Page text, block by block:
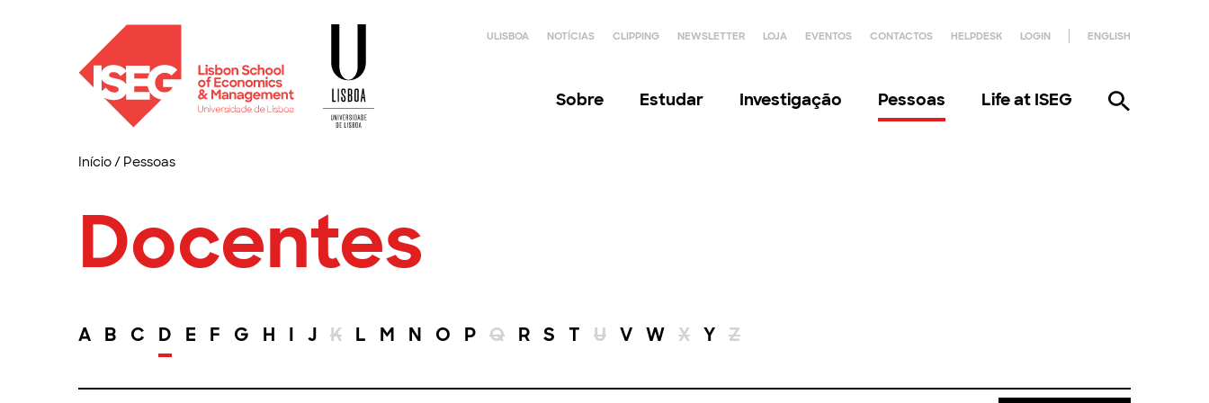
ULISBOA NOTÍCIAS CLIPPING NEWSLETTER LOJA EVENTOS CONTACTOS HELPDESK LOGIN ENGLISH
Sobre Estudar Investigação Pessoas Life at ISEG
Início/ Pessoas
Docentes
A B C D E F G H I J K L M N O P Q R S T U V W X Y Z